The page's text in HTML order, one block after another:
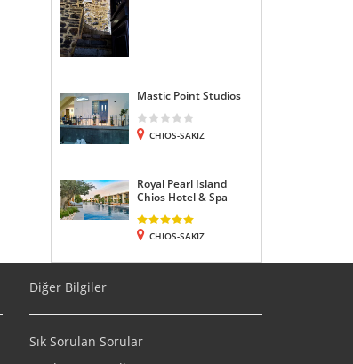
Mastic Point Studios
CHIOS-SAKIZ
Royal Pearl Island
Chios Hotel & Spa
CHIOS-SAKIZ
Diğer Bilgiler
Sık Sorulan Sorular